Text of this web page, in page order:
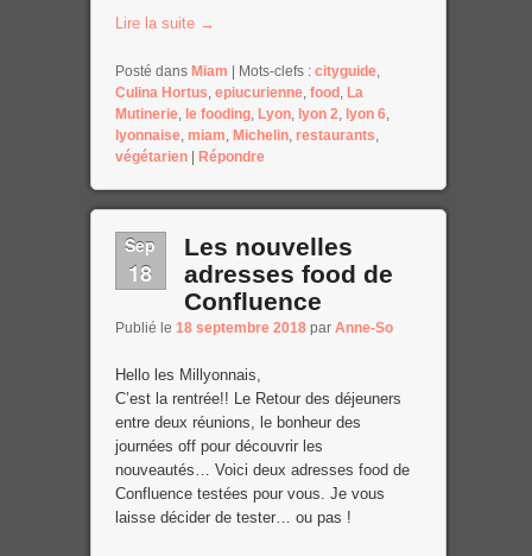
Lire la suite →
Posté dans Miam Mots-clefs : cityguide,
Culina Hortus, epiucurienne, food , La
Mutinerie, le fooding, Lyon, lyon 2, lyon 6,
lyonnaise, miam, Michelin, restaurants,
végétarien
Répondre
Sep
18
Les nouvelles
adresses food de
Confluence
Publié le 18 septembre 2018 par Anne-So
Hello les Millyonnais,
C’est la rentrée!! Le Retour des déjeuners
entre deux réunions, le bonheur des
journées off pour découvrir les
nouveautés… Voici deux adresses food de
Confluence testées pour vous. Je vous
laisse décider de tester… ou pas !